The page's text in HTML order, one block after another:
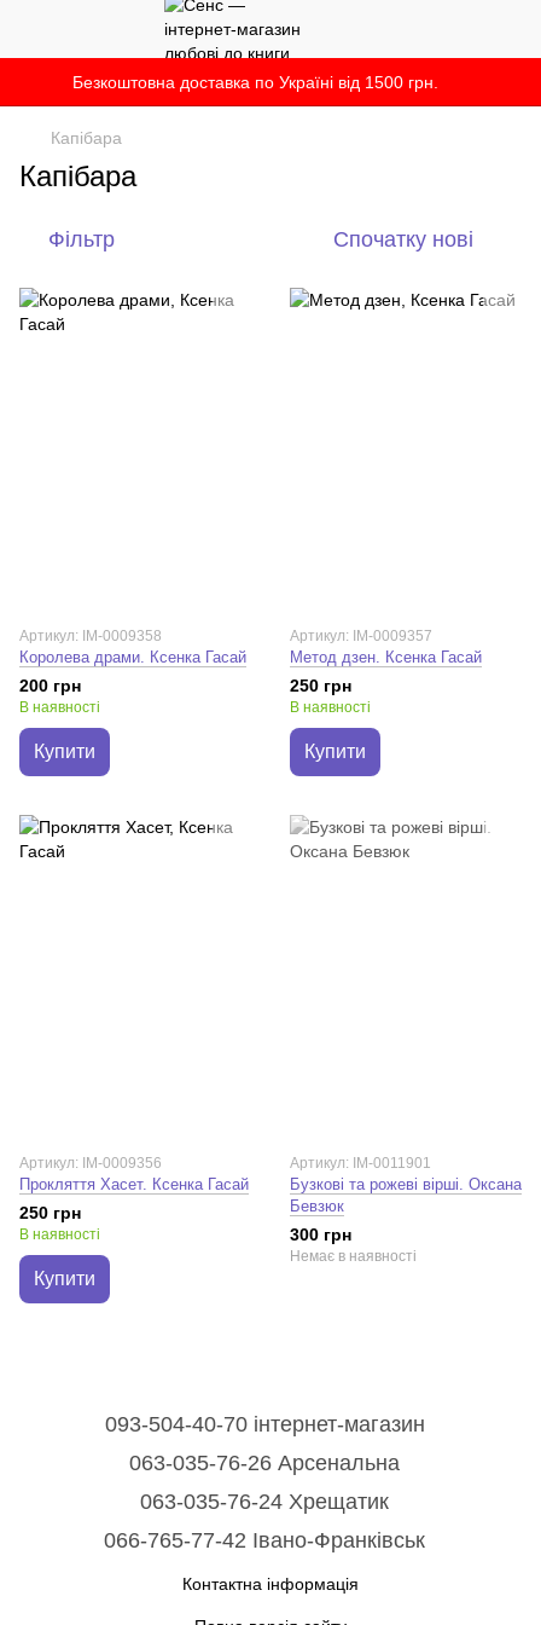
Безкоштовна доставка по Україні від 1500 грн.
Капібара
Капібара
Фільтр Спочатку нові
Артикул: IM-0009358
Королева драми. Ксенка Гасай
200 грн
В наявності
Купити
Артикул: IM-0009357
Метод дзен. Ксенка Гасай
250 грн
В наявності
Купити
Артикул: IM-0009356
Прокляття Хасет. Ксенка Гасай
250 грн
В наявності
Купити
Артикул: IM-0011901
Бузкові та рожеві вірші. Оксана
Бевзюк
300 грн
Немає в наявності
093-504-40-70 інтернет-магазин
063-035-76-26 Арсенальна
063-035-76-24 Хрещатик
066-765-77-42 Івано-Франківськ
Контактна інформація